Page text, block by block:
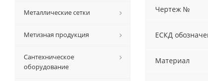
Чертеж №
ЕСКД
Материал
Металлические сетки
Метизная продукция
Сантехническое
оборудование